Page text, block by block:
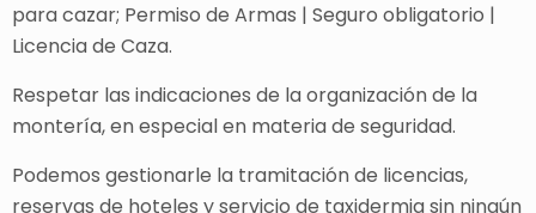
para cazar; Permiso de Armas | Seguro obligatorio |
Licencia de Caza.
Respetar las indicaciones de la organización de la
montería, en especial en materia de seguridad.
Podemos gestionarle la tramitación de licencias,
reservas de hoteles y servicio de taxidermia sin ningún